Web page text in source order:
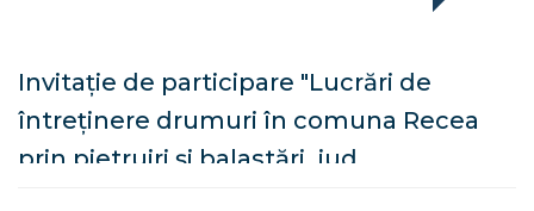
Invitație de participare "Lucrări de
întreținere drumuri în comuna Recea
prin pietruiri și balastări, jud.